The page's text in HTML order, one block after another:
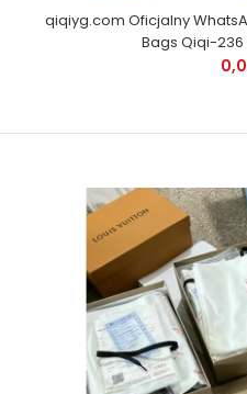
qiqiyg.com Oficjalny
Bags Qiqi-